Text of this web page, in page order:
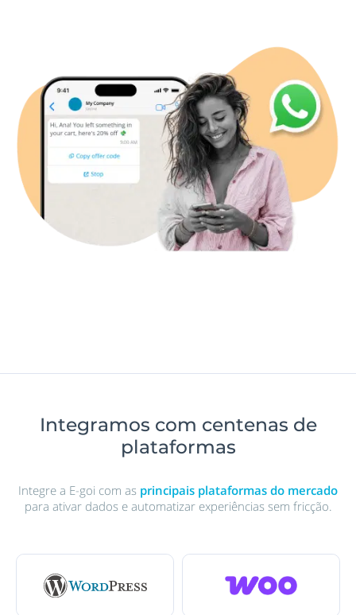
Integramos com centenas de
plataformas
Integre a E-goi com as principais plataformas do mercado
para ativar dados e automatizar experiências sem fricção.